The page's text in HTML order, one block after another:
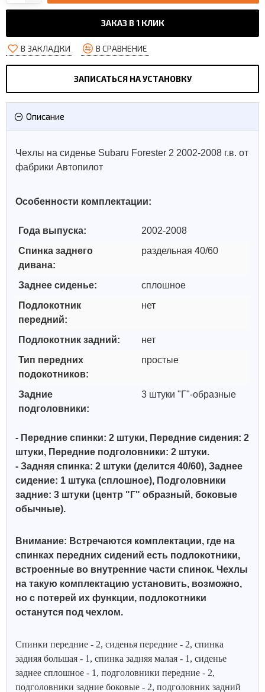
ЗАКАЗ В 1 КЛИК
В ЗАКЛАДКИ В СРАВНЕНИЕ
ЗАПИСАТЬСЯ НА УСТАНОВКУ
Описание
Чехлы на сиденье Subaru Forester 2 2002-2008 г.в. от
фабрики Автопилот
Особенности комплектации:
Года выпуска:
2002-2008
Спинка заднего
дивана:
раздельная 40/60
Заднее сиденье:
сплошное
Подлокотник
передний:
нет
Подлокотник задний:
нет
Тип передних
подокотников:
простые
Задние
подголовники:
3 штуки "Г"-образные
- Передние спинки: 2 штуки, Передние сидения: 2
штуки, Передние подголовники: 2 штуки.
- Задняя спинка: 2 штуки (делится 40/60), Заднее
сидение: 1 штука (сплошное), Подголовники
задние: 3 штуки (центр "Г" образный, боковые
обычные).
Внимание: Встречаются комплектации, где на
спинках передних сидений есть подлокотники,
встроенные во внутренние части спинок. Чехлы
на такую комплектацию установить, возможно,
но с потерей их функции, подлокотники
останутся под чехлом.
Спинки передние - 2, сиденья передние - 2, спинка
задняя большая - 1, спинка задняя малая - 1, сиденье
заднее сплошное - 1, подголовники передние - 2,
подголовники задние боковые - 2, подголовник задний